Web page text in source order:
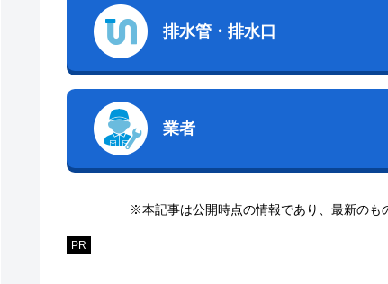
排水管・排水口
業者
※本記事は公開時点の情報であり、最新のも
PR